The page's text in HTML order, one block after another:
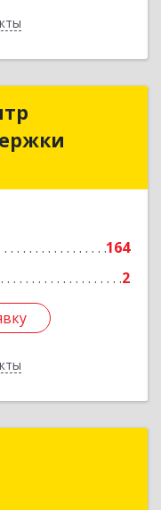
164
2
поддержки
Подробнее